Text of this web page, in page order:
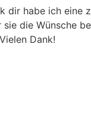
dir habe ich
die Wünsche
Dank!